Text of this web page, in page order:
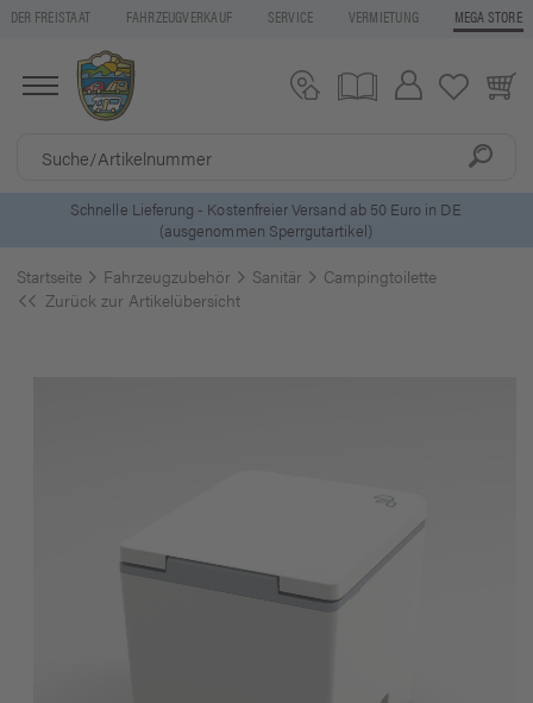
DER FREISTAAT FAHRZEUGVERKAUF SERVICE VERMIETUNG MEGA STORE
Schnelle Lieferung - Kostenfreier Versand ab 50 Euro in DE
(ausgenommen Sperrgutartikel)
Startseite Fahrzeugzubehör Sanitär
Campingtoilette
Zurück zur Artikelübersicht